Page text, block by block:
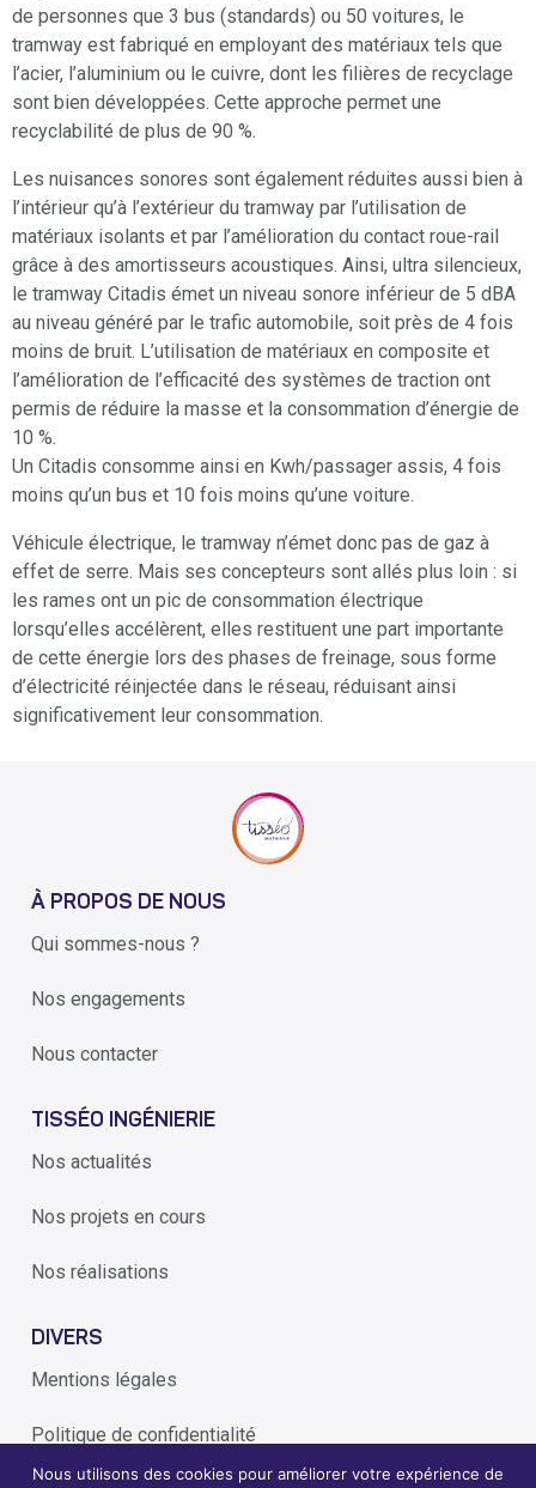
de personnes que 3 bus (standards) ou 50 voitures, le
tramway est fabriqué en employant des matériaux tels que
l’acier, l’aluminium ou le cuivre, dont les filières de recyclage
sont bien développées. Cette approche permet une
recyclabilité de plus de 90 %.
Les nuisances sonores sont également réduites aussi bien à
l’intérieur qu’à l’extérieur du tramway par l’utilisation de
matériaux isolants et par l’amélioration du contact roue-rail
grâce à des amortisseurs acoustiques. Ainsi, ultra silencieux,
le tramway Citadis émet un niveau sonore inférieur de 5 dBA
au niveau généré par le trafic automobile, soit près de 4 fois
moins de bruit. L’utilisation de matériaux en composite et
l’amélioration de l’efficacité des systèmes de traction ont
permis de réduire la masse et la consommation d’énergie de
10 %.
Un Citadis consomme ainsi en Kwh/passager assis, 4 fois
moins qu’un bus et 10 fois moins qu’une voiture.
Véhicule électrique, le tramway n’émet donc pas de gaz à
effet de serre. Mais ses concepteurs sont allés plus loin : si
les rames ont un pic de consommation électrique
lorsqu’elles accélèrent, elles restituent une part importante
de cette énergie lors des phases de freinage, sous forme
d’électricité réinjectée dans le réseau, réduisant ainsi
significativement leur consommation.
À PROPOS DE NOUS
Qui sommes-nous ?
Nos engagements
Nous contacter
TISSÉO INGÉNIERIE
Nos actualités
Nos projets en cours
Nos réalisations
DIVERS
Mentions légales
Politique de confidentialité
Nous utilisons des cookies pour améliorer votre expérience de